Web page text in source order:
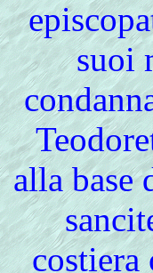
suoi
alla base